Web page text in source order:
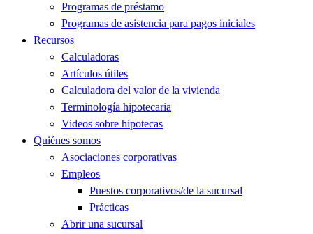
Programas de préstamo
Programas de asistencia para pagos iniciales
Recursos
Calculadoras
Artículos útiles
Calculadora del valor de la vivienda
Terminología hipotecaria
Videos sobre hipotecas
Quiénes somos
Asociaciones corporativas
Empleos
Puestos corporativos/de la sucursal
Prácticas
Abrir una sucursal